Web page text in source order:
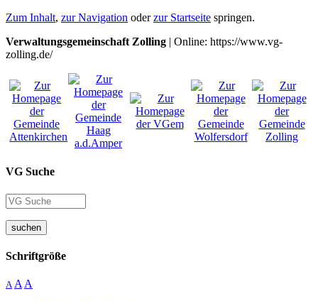
Zum Inhalt, zur Navigation oderzur Startseite springen.
Verwaltungsgemeinschaft Zolling | Online: https://www.vg-
zolling.de/
VG Suche
suchen
Schriftgröße
A A A